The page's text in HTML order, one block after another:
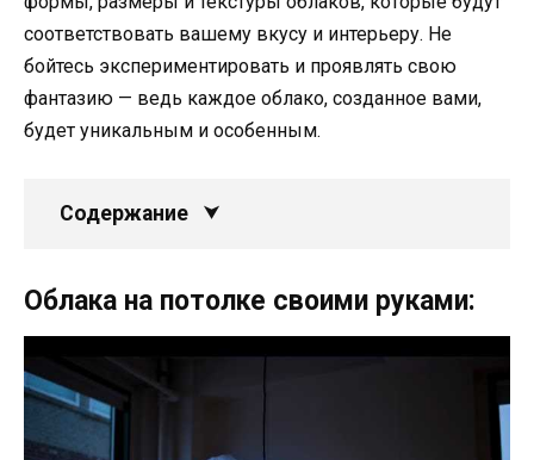
соответствовать вашему вкусу и интерьеру. Не
бойтесь экспериментировать и проявлять свою
фантазию — ведь каждое облако, созданное вами,
будет уникальным и особенным.
Содержание
Облака на потолке своими руками: